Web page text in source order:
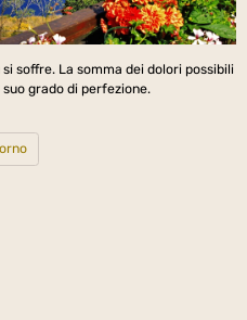
soffre. La somma dei dolori possibili
grado di perfezione.